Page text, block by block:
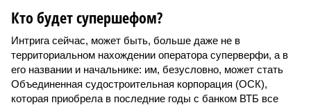
Кто будет супершефом?
Интрига сейчас, может быть, больше даже не в
территориальном нахождении оператора суперверфи, а в
его названии и начальнике: им, безусловно, может стать
Объединенная судостроительная корпорация (ОСК),
которая приобрела в последние годы с банком ВТБ все